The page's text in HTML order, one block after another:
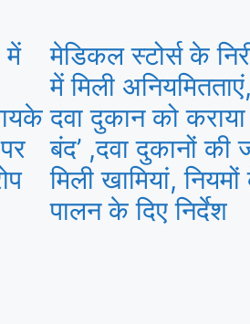
में
मेडिकल स्टोर्स के
में मिली
दवा दुकान को
बंद’ ,दवा दुकानों की
मिली खामियां,
पालन के दिए निर्देश